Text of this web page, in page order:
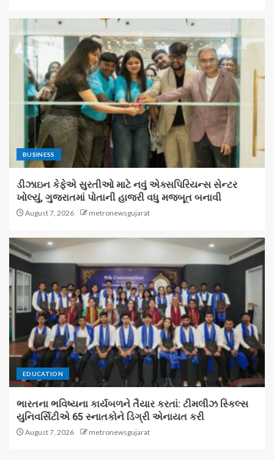
BUSINESS
ડીઝાઇન કેફેએ સુરતીઓ માટે નવું એક્સપિરિયન્સ સેન્ટર
ખોલ્યું, ગુજરાતમાં પોતાની હાજરી વધુ મજબૂત બનાવી
August 7, 2026 metronewsgujarat
EDUCATION
ભારતના ભવિષ્યના કાર્યબળને તૈયાર કરતાં: ટીમલીઝ સ્કિલ્સ
યુનિવર્સિટીએ 65 સ્નાતકોને ડિગ્રી એનાયત કરી
August 7, 2026 metronewsgujarat